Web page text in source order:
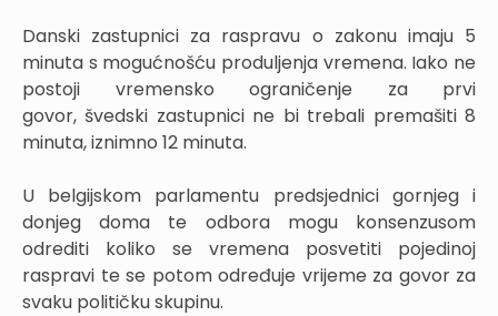
Danski zastupnici za raspravu o zakonu imaju 5
minuta s mogućnošću produljenja vremena. Iako ne
postoji vremensko ograničenje za prvi
govor, švedski zastupnici ne bi trebali premašiti 8
minuta, iznimno 12 minuta.
U belgijskom parlamentu predsjednici gornjeg i
donjeg doma te odbora mogu konsenzusom
odrediti koliko se vremena posvetiti pojedinoj
raspravi te se potom određuje vrijeme za govor za
svaku političku skupinu.